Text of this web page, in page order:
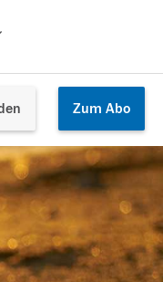
Zum Abo